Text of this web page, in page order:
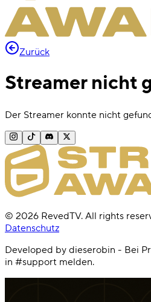
Zurück
Streamer nicht
Der Streamer konnte nicht
© 2026 RevedTV. All rights
Datenschutz
Developed by dieserobin - Bei
in #support melden.